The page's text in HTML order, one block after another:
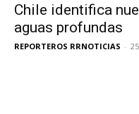
Chile identifica
aguas profundas
REPORTEROS RRNOTICIAS -